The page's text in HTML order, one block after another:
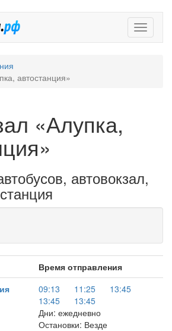
автостанция»
«Алупка,
автовокзал,
Время отправления
09:13 11:25
13:45
13:45
13:45
Дни: ежедневно
Остановки: Везде